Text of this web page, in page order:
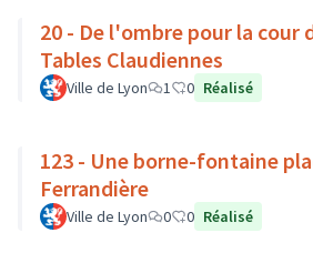
20 - De l'ombre pour la cour
Tables Claudiennes
Ville de Lyon 1 0 Réalisé
123 - Une borne-fontaine
Ferrandière
Ville de Lyon 0 0 Réalisé